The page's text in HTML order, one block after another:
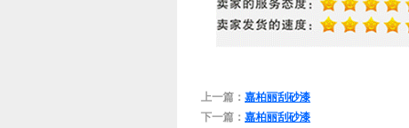
上一篇： 嘉柏丽刮砂漆
下一篇： 嘉柏丽刮砂漆